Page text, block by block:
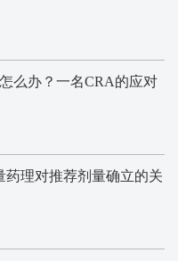
么办？一名CRA的应对
药理对推荐剂量确立的关